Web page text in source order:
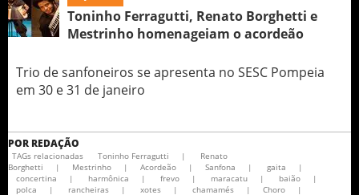
Toninho Ferragutti, Renato Borghetti e
Mestrinho homenageiam o acordeão
Trio de sanfoneiros se apresenta no SESC Pompeia
em 30 e 31 de janeiro
POR REDAÇÃO
TAGs relacionadas Toninho Ferragutti |
Renato
Borghetti
| Mestrinho | Acordeão | Sanfona | gaita
|
concertina
| harmônica | frevo | maracatu | baião
|
polca
| rancheiras | xotes | chamamés | Choro |